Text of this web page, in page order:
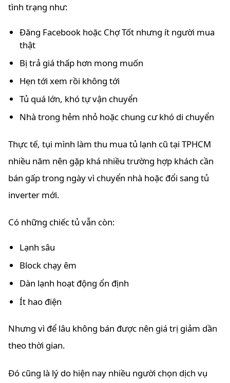
tình trạng như:
Đăng Facebook hoặc Chợ Tốt nhưng ít người mua
thật
Bị trả giá thấp hơn mong muốn
Hẹn tới xem rồi không tới
Tủ quá lớn, khó tự vận chuyển
Nhà trong hẻm nhỏ hoặc chung cư khó di chuyển
Thực tế, tụi mình làm thu mua tủ lạnh cũ tại TPHCM
nhiều năm nên gặp khá nhiều trường hợp khách cần
bán gấp trong ngày vì chuyển nhà hoặc đổi sang tủ
inverter mới.
Có những chiếc tủ vẫn còn:
Lạnh sâu
Block chạy êm
Dàn lạnh hoạt động ổn định
Ít hao điện
Nhưng vì để lâu không bán được nên giá trị giảm dần
theo thời gian.
Đó cũng là lý do hiện nay nhiều người chọn dịch vụ